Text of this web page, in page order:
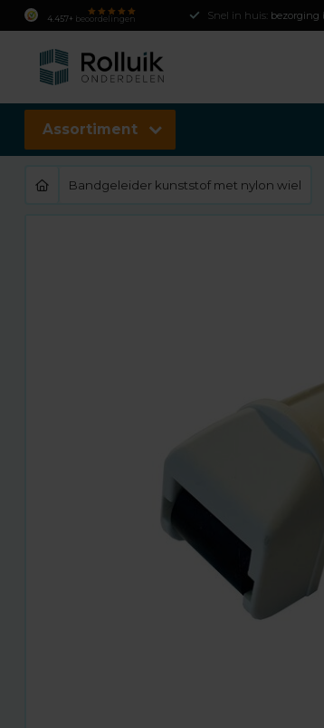
4.457+ beoordelingen Snel in huis: bezorging
Assortiment
Bandgeleider kunststof met nylon wiel